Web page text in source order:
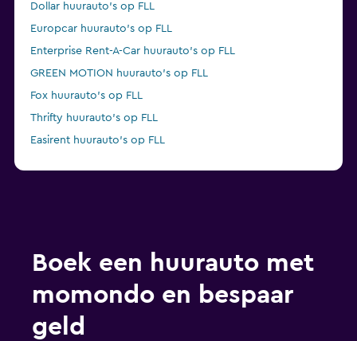
Dollar huurauto's op FLL
Europcar huurauto's op FLL
Enterprise Rent-A-Car huurauto's op FLL
GREEN MOTION huurauto's op FLL
Fox huurauto's op FLL
Thrifty huurauto's op FLL
Easirent huurauto's op FLL
Boek een huurauto met
momondo en bespaar
geld